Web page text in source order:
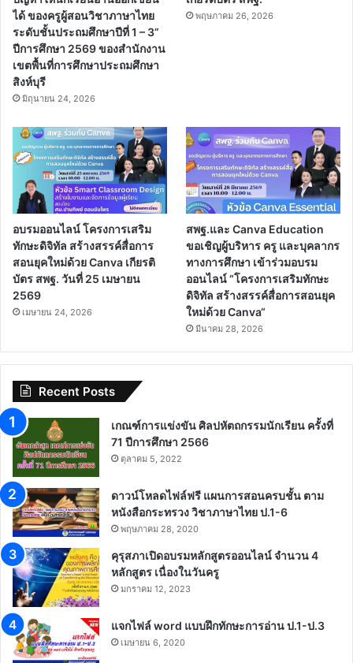
ได้ ของครูผู้สอนวิชาภาษาไทย
ระดับชั้นประถมศึกษาปีที่ 1 – 3”
ปีการศึกษา 2569 ของสำนักงาน
เขตพื้นที่การศึกษาประถมศึกษา
สิงห์บุรี
มิถุนายน 24, 2026
พฤษภาคม 26, 2026
อบรมออนไลน์ โครงการเสริม
ทักษะดิจิทัล สร้างสรรค์สื่อการ
สอนยุคใหม่ด้วย Canva เกียรติ
บัตร สพฐ. วันที่ 25 เมษายน
2569
เมษายน 24, 2026
สพฐ.และ Canva Education
ขอเชิญผู้บริหาร ครู และบุคลากร
ทางการศึกษา เข้าร่วมอบรม
ออนไลน์ “โครงการเสริมทักษะ
ดิจิทัล สร้างสรรค์สื่อการสอนยุค
ใหม่ด้วย Canva“
มีนาคม 28, 2026
Recent Posts
เกณฑ์การแข่งขัน ศิลปหัตถกรรมนักเรียน ครั้งที่
71 ปีการศึกษา 2566
ตุลาคม 5, 2022
ดาวน์โหลดไฟล์ฟรี แผนการสอนครบชั้น ตาม
หนังสือกระทรวง วิชาภาษาไทย ป.1-6
พฤษภาคม 28, 2020
คุรุสภาเปิดอบรมหลักสูตรออนไลน์ จำนวน 4
หลักสูตร เนื่องในวันครู
มกราคม 12, 2023
แจกไฟล์ word แบบฝึกทักษะการอ่าน ป.1-ป.3
เมษายน 6, 2020